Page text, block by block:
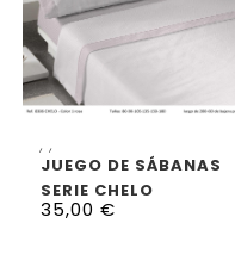
, ,
JUEGO DE SÁBANAS
SERIE CHELO
35,00 €